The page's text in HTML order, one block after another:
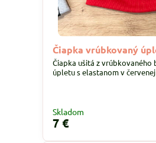
Čiapka vrúbkovaný
Čiapka ušitá z vrúbkovaného
úpletu s elastanom v
Skladom
7 €